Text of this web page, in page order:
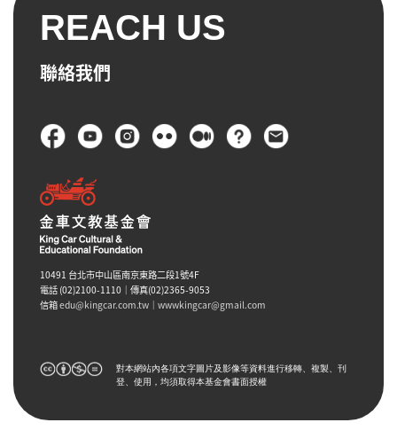
REACH US
聯絡我們
頁尾
10491 台北市中山區南京東路二段1號4F
電話 (02)2100-1110｜傳真(02)2365-9053
信箱edu@kingcar.com.tw ｜ wwwkingcar@gmail.com
對本網站內各項文字圖片及影像等資料進行移轉、複製、刊
登、使用，均須取得本基金會書面授權